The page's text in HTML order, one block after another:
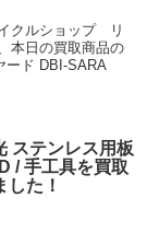
クルショップ リ
本日の買取商品の
ード DBI-SARA
ステンレス用板
/ 手工具を買取
した！